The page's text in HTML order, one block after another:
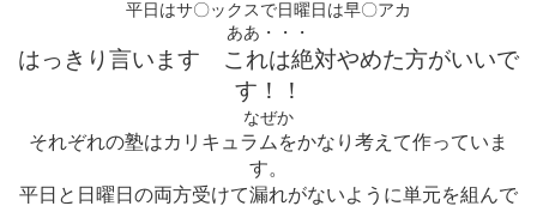
平日はサ〇ックスで日曜日は早〇アカ
ああ・・・
はっきり言います これは絶対やめた方がいいで
す！！
なぜか
それぞれの塾はカリキュラムをかなり考えて作っていま
す。
平日と日曜日の両方受けて漏れがないように単元を組んで